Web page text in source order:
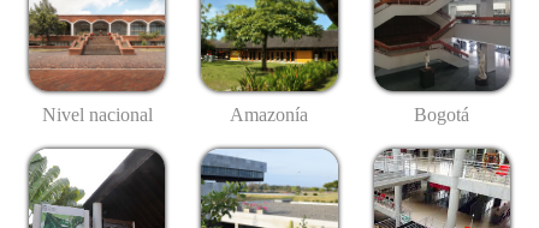
Nivel nacional Amazonía Bogotá